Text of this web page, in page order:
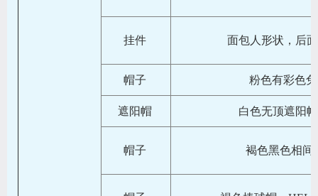
挂件 面包人形状，后
帽子 粉色有彩色
遮阳帽 白色无顶遮阳
帽子 褐色黑色相间